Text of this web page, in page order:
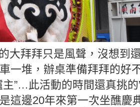
大拜拜只是風聲，沒想到
一堆，辦桌準備拜拜的好
主”…此活動的時間還真挑的
這邊20年來第一次坐醮慶